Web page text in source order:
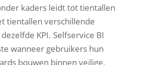
kaders leidt tot tientallen
tientallen verschillende
KPI. Selfservice BI
wanneer gebruikers hun
bouwen binnen veilige,